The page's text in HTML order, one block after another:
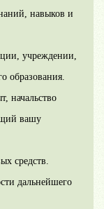
навыков и
учреждении,
образования.
начальство
вашу
средств.
дальнейшего